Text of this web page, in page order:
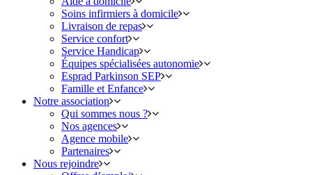
Soins infirmiers à domicile
Livraison de repas
Service confort
Service Handicap
Équipes spécialisées autonomie
Esprad Parkinson SEP
Famille et Enfance
Notre association
Qui sommes nous ?
Nos agences
Agence mobile
Partenaires
Nous rejoindre